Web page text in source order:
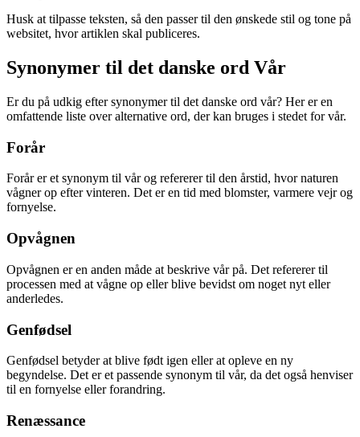
Husk at tilpasse teksten, så den passer til den ønskede stil og tone på
websitet, hvor artiklen skal publiceres.
Synonymer til det danske ord Vår
Er du på udkig efter synonymer til det danske ord vår? Her er en
omfattende liste over alternative ord, der kan bruges i stedet for vår.
Forår
Forår er et synonym til vår og refererer til den årstid, hvor naturen
vågner op efter vinteren. Det er en tid med blomster, varmere vejr og
fornyelse.
Opvågnen
Opvågnen er en anden måde at beskrive vår på. Det refererer til
processen med at vågne op eller blive bevidst om noget nyt eller
anderledes.
Genfødsel
Genfødsel betyder at blive født igen eller at opleve en ny
begyndelse. Det er et passende synonym til vår, da det også henviser
til en fornyelse eller forandring.
Renæssance